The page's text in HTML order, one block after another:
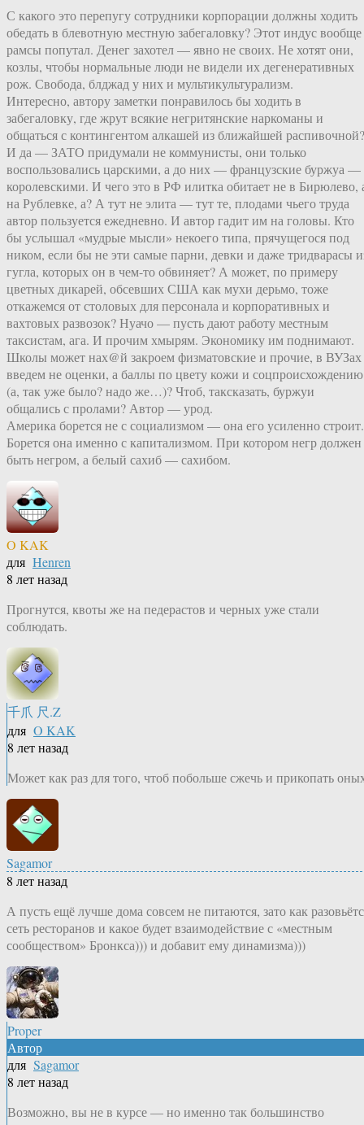
С какого это перепугу сотрудники корпорации должны ходить
обедать в блевотную местную забегаловку? Этот индус вообще
рамсы попутал. Денег захотел — явно не своих. Не хотят они,
козлы, чтобы нормальные люди не видели их дегенеративных
рож. Свобода, блджад у них и мультикультурализм.
Интересно, автору заметки понравилось бы ходить в
забегаловку, где жрут всякие негритянские наркоманы и
общаться с контингентом алкашей из ближайшей распивочной?
И да — ЗАТО придумали не коммунисты, они только
воспользовались царскими, а до них — французские буржуа —
королевскими. И чего это в РФ илитка обитает не в Бирюлево,
на Рублевке, а? А тут не элита — тут те, плодами чьего труда
автор пользуется ежедневно. И автор гадит им на головы. Кто
бы услышал «мудрые мысли» некоего типа, прячущегося под
ником, если бы не эти самые парни, девки и даже тридварасы
гугла, которых он в чем-то обвиняет? А может, по примеру
цветных дикарей, обсевших США как мухи дерьмо, тоже
откажемся от столовых для персонала и корпоративных и
вахтовых развозок? Нуачо — пусть дают работу местным
таксистам, ага. И прочим хмырям. Экономику им поднимают.
Школы может нах@й закроем физматовские и прочие, в ВУЗах
введем не оценки, а баллы по цвету кожи и соцпроисхождению
(а, так уже было? надо же…)? Чтоб, таксказать, буржуи
общались с пролами? Автор — урод.
Америка борется не с социализмом — она его усиленно строит.
Борется она именно с капитализмом. При котором негр должен
быть негром, а белый сахиб — сахибом.
O KAK
для Henren
8 лет назад
Прогнутся, квоты же на педерастов и черных уже стали
соблюдать.
千爪 尺.Z
для O KAK
8 лет назад
Может как раз для того, чтоб побольше сжечь и прикопать
Sagamor
8 лет назад
А пусть ещё лучше дома совсем не питаются, зато как
сеть ресторанов и какое будет взаимодействие с «местным
сообществом» Бронкса))) и добавит ему динамизма)))
Proper
Автор
для Sagamor
8 лет назад
Возможно, вы не в курсе — но именно так большинство